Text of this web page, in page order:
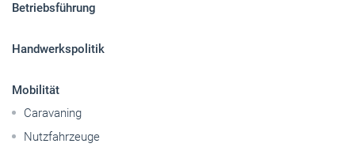
Betriebsführung
Handwerkspolitik
Mobilität
Caravaning
Nutzfahrzeuge